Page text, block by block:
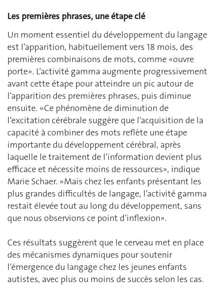
Les premières phrases, une étape clé
Un moment essentiel du développement du langage
est l’apparition, habituellement vers 18 mois, des
premières combinaisons de mots, comme «ouvre
porte». L’activité gamma augmente progressivement
avant cette étape pour atteindre un pic autour de
l’apparition des premières phrases, puis diminue
ensuite. «Ce phénomène de diminution de
l’excitation cérébrale suggère que l’acquisition de la
capacité à combiner des mots reflète une étape
importante du développement cérébral, après
laquelle le traitement de l’information devient plus
efficace et nécessite moins de ressources», indique
Marie Schaer. «Mais chez les enfants présentant les
plus grandes difficultés de langage, l’activité gamma
restait élevée tout au long du développement, sans
que nous observions ce point d’inflexion».
Ces résultats suggèrent que le cerveau met en place
des mécanismes dynamiques pour soutenir
l’émergence du langage chez les jeunes enfants
autistes, avec plus ou moins de succès selon les cas.